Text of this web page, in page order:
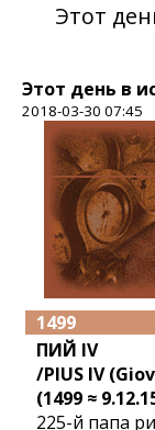
Этот
Этот день в
2018-03-30 07:45
1499
ПИЙ IV
/PIUS IV
(1499 ≈
225-й папа